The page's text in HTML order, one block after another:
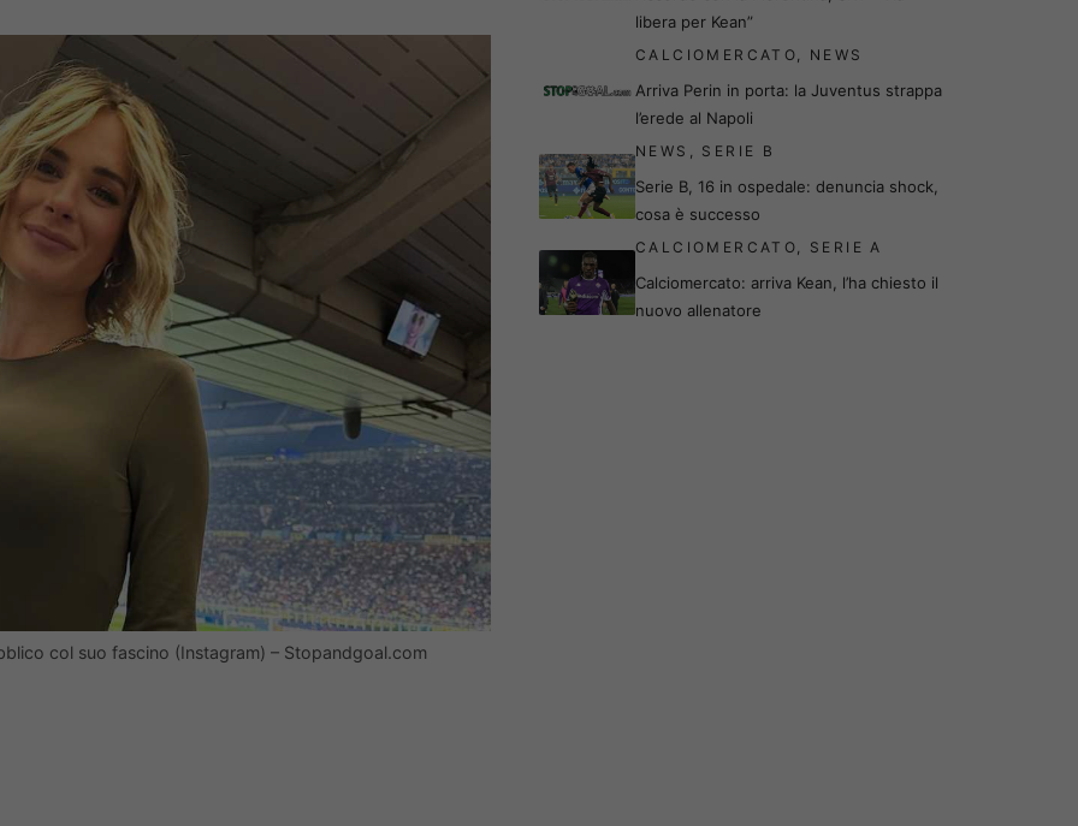
col suo fascino (Instagram) – Stopandgoal.com
libera per Kean”
CALCIOMERCATO, NEWS
Arriva Perin in porta: la Juventus strappa
l’erede al Napoli
NEWS , SERIE B
Serie B, 16 in ospedale: denuncia shock,
cosa è successo
CALCIOMERCATO, SERIE A
Calciomercato: arriva Kean, l’ha chiesto il
nuovo allenatore